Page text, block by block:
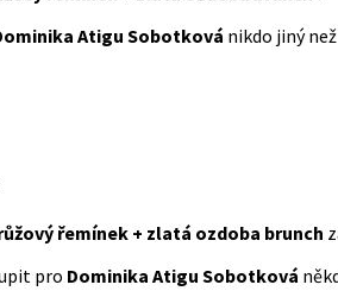
Atigu Sobotková nikdo jiný
řemínek + zlatá ozdoba brunch
pro Dominika Atigu Sobotková